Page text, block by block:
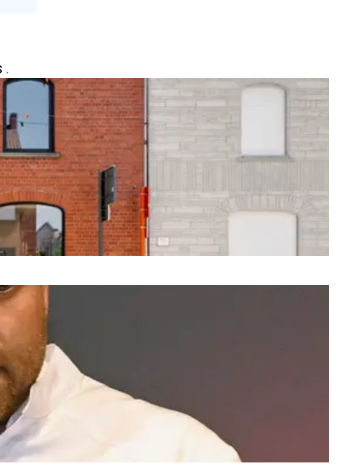
AERTS DOET VERRASSENDE ONTHULLING
K3-REÜNIE: "IK HEB HET GEZEGD TEGEN KAREN
.